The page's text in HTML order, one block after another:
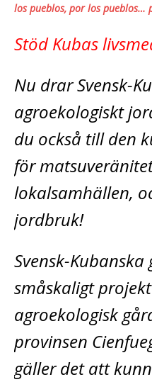
los pueblos, por los pueblos…
Stöd Kubas
Nu drar Svensk-
agroekologiskt
du också till den
för
lokalsamhällen,
jordbruk!
Svensk-
småskaligt
agroekologisk
provinsen
gäller det att